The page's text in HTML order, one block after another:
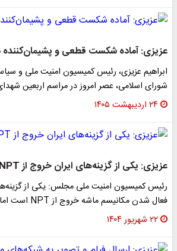
عزیزی: آماده شکست قطعی و
ابراهیم عزیزی، رئیس کمیسیون امنیت ملی و
شورای اسلامی، عصر امروز در مراسم اربعین
۲۴ اردیبهشت ۱۴۰۵
عزیزی: یکی از گزینه‌های ایران خروج از NPT است
رئیس کمیسیون امنیت ملی مجلس: یکی از
فعال شدن مکانیسم ماشه خروج از NPT است اما همه گزینه‌های ما…
۲۲ شهریور ۱۴۰۴